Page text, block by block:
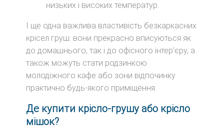
низьких і високих температур.
І ще одна важлива властивість безкаркасних
крісел груш: вони прекрасно вписуються як
до домашнього, так і до офісного інтер’єру, а
також можуть стати родзинкою
молодіжного кафе або зони відпочинку
практично будь-якого приміщення.
Де купити крісло-грушу або крісло
мішок?